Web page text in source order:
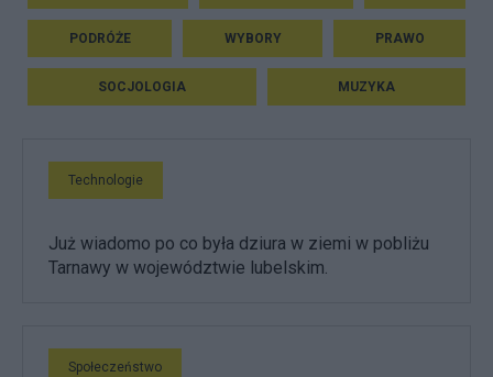
PODRÓŻE WYBORY PRAWO
SOCJOLOGIA MUZYKA
Technologie
Już wiadomo po co była dziura w ziemi w pobliżu
Tarnawy w województwie lubelskim.
Społeczeństwo